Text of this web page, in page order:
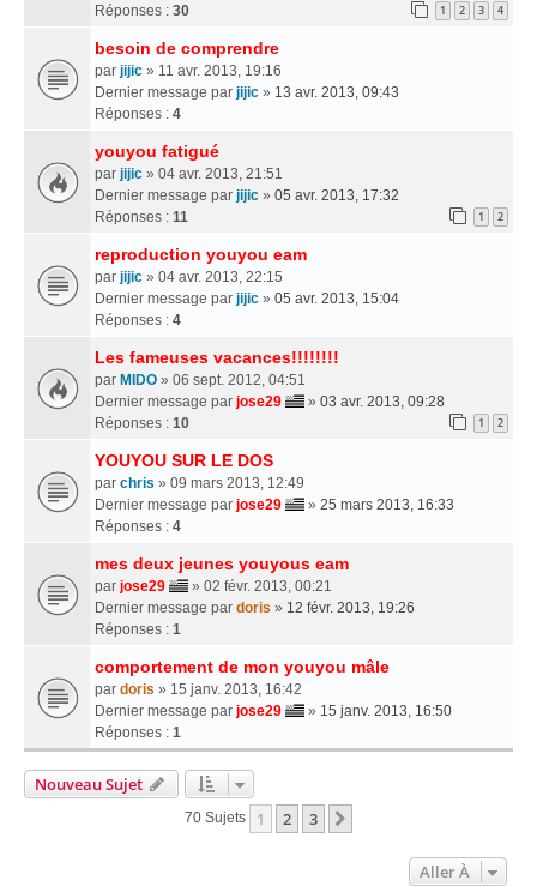
Réponses : 30 1 2 3 4
besoin de comprendre
par jijic » 11 avr. 2013, 19:16
Dernier message par jijic » 13 avr. 2013, 09:43
Réponses : 4
youyou fatigué
par jijic » 04 avr. 2013, 21:51
Dernier message par jijic » 05 avr. 2013, 17:32
Réponses : 11 1 2
reproduction youyou eam
par jijic » 04 avr. 2013, 22:15
Dernier message par jijic » 05 avr. 2013, 15:04
Réponses : 4
Les fameuses vacances!!!!!!!!
par MIDO » 06 sept. 2012, 04:51
Dernier message par jose29 » 03 avr. 2013, 09:28
Réponses : 10 1 2
YOUYOU SUR LE DOS
par chris » 09 mars 2013, 12:49
Dernier message par jose29 » 25 mars 2013, 16:33
Réponses : 4
mes deux jeunes youyous eam
par jose29
» 02 févr. 2013, 00:21
Dernier message par doris » 12 févr. 2013, 19:26
Réponses : 1
comportement de mon youyou mâle
par doris » 15 janv. 2013, 16:42
Dernier message par jose29 » 15 janv. 2013, 16:50
Réponses : 1
Nouveau Sujet
70 Sujets 1 2 3
Aller À